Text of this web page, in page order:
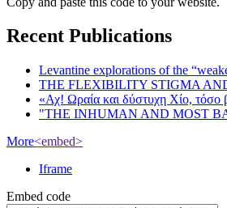
Recent Publications
Levantine explorations of the
THE FLEXIBILITY STIGMA
«Αχ! Ωραία και δύστυχη Χίο, τόσο
"THE INHUMAN AND MOST
More<embed>
Iframe
Embed code